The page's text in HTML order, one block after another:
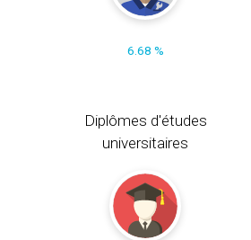
6.68 %
Diplômes d'études
universitaires